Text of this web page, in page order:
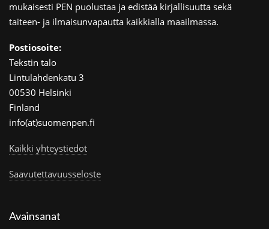
mukaisesti PEN puolustaa ja edistää kirjallisuutta sekä
taiteen- ja ilmaisunvapautta kaikkialla maailmassa.
Postiosoite:
Tekstin talo
Lintulahdenkatu 3
00530 Helsinki
Finland
info(at)suomenpen.fi
Kaikki yhteystiedot
Saavutettavuusseloste
Avainsanat